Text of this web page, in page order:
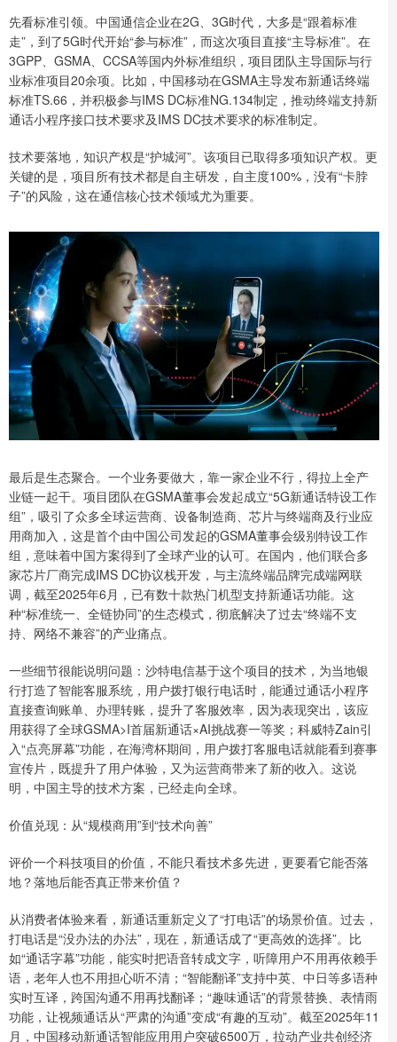
先看标准引领。中国通信企业在2G、3G时代，大多是“跟着标准
走”，到了5G时代开始“参与标准”，而这次项目直接“主导标准”。在
3GPP、GSMA、CCSA等国内外标准组织，项目团队主导国际与行
业标准项目20余项。比如，中国移动在GSMA主导发布新通话终端
标准TS.66，并积极参与IMS DC标准NG.134制定，推动终端支持新
通话小程序接口技术要求及IMS DC技术要求的标准制定。
技术要落地，知识产权是“护城河”。该项目已取得多项知识产权。更
关键的是，项目所有技术都是自主研发，自主度100%，没有“卡脖
子”的风险，这在通信核心技术领域尤为重要。
最后是生态聚合。一个业务要做大，靠一家企业不行，得拉上全产
业链一起干。项目团队在GSMA董事会发起成立“5G新通话特设工作
组”，吸引了众多全球运营商、设备制造商、芯片与终端商及行业应
用商加入，这是首个由中国公司发起的GSMA董事会级别特设工作
组，意味着中国方案得到了全球产业的认可。在国内，他们联合多
家芯片厂商完成IMS DC协议栈开发，与主流终端品牌完成端网联
调，截至2025年6月，已有数十款热门机型支持新通话功能。这
种“标准统一、全链协同”的生态模式，彻底解决了过去“终端不支
持、网络不兼容”的产业痛点。
一些细节很能说明问题：沙特电信基于这个项目的技术，为当地银
行打造了智能客服系统，用户拨打银行电话时，能通过通话小程序
直接查询账单、办理转账，提升了客服效率，因为表现突出，该应
用获得了全球GSMA>I首届新通话×AI挑战赛一等奖；科威特Zain引
入“点亮屏幕”功能，在海湾杯期间，用户拨打客服电话就能看到赛事
宣传片，既提升了用户体验，又为运营商带来了新的收入。这说
明，中国主导的技术方案，已经走向全球。
价值兑现：从“规模商用”到“技术向善”
评价一个科技项目的价值，不能只看技术多先进，更要看它能否落
地？落地后能否真正带来价值？
从消费者体验来看，新通话重新定义了“打电话”的场景价值。过去，
打电话是“没办法的办法”，现在，新通话成了“更高效的选择”。比
如“通话字幕”功能，能实时把语音转成文字，听障用户不用再依赖手
语，老年人也不用担心听不清；“智能翻译”支持中英、中日等多语种
实时互译，跨国沟通不用再找翻译；“趣味通话”的背景替换、表情雨
功能，让视频通话从“严肃的沟通”变成“有趣的互动”。截至2025年11
月，中国移动新通话智能应用用户突破6500万，拉动产业共创经济